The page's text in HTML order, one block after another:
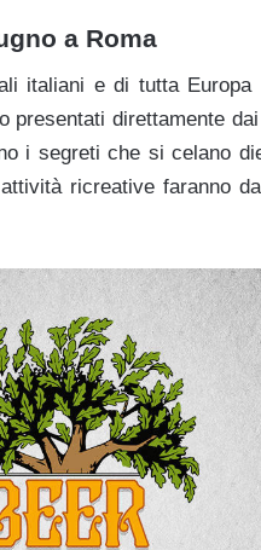
a Roma
italiani e di tutta
presentati direttamente
i segreti che si celano
ricreative faranno